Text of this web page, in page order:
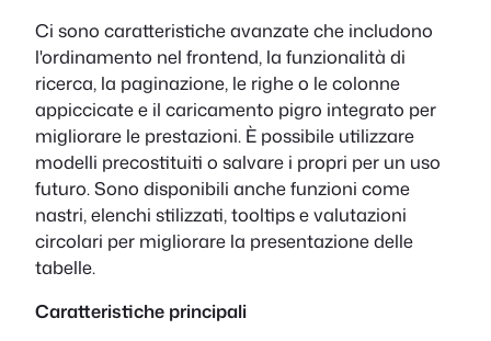
Ci sono caratteristiche avanzate che includono
l'ordinamento nel frontend, la funzionalità di
ricerca, la paginazione, le righe o le colonne
appiccicate e il caricamento pigro integrato per
migliorare le prestazioni. È possibile utilizzare
modelli precostituiti o salvare i propri per un uso
futuro. Sono disponibili anche funzioni come
nastri, elenchi stilizzati, tooltips e valutazioni
circolari per migliorare la presentazione delle
tabelle.
Caratteristiche principali